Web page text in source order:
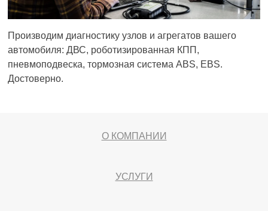
Производим диагностику узлов и агрегатов вашего
автомобиля: ДВС, роботизированная КПП,
пневмоподвеска, тормозная система ABS, EBS.
Достоверно.
О КОМПАНИИ
УСЛУГИ